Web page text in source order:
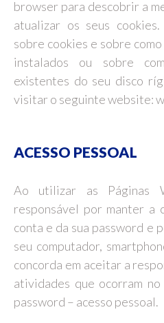
browser para descobrir a
atualizar os seus
sobre cookies e sobre
instalados ou sobre
existentes do seu disco
visitar o seguinte website:
ACESSO PESSOAL
Ao utilizar as Páginas
responsável por manter a
conta e da sua password e
seu computador,
concorda em aceitar a
atividades que ocorram
password – acesso pessoal.